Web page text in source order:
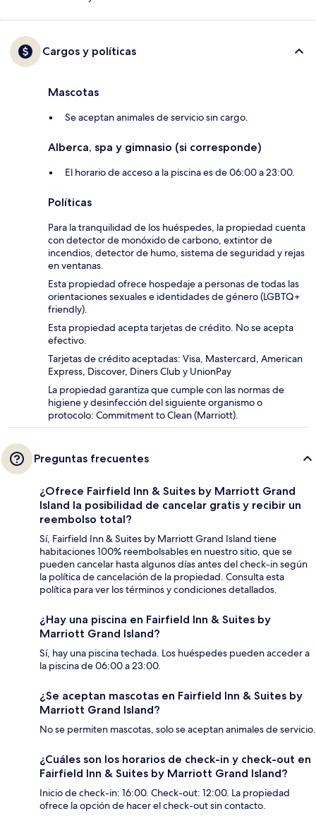
Cargos y políticas
Mascotas
Se aceptan animales de servicio sin cargo.
Alberca, spa y gimnasio (si corresponde)
El horario de acceso a la piscina es de 06:00 a 23:00.
Políticas
Para la tranquilidad de los huéspedes, la propiedad cuenta
con detector de monóxido de carbono, extintor de
incendios, detector de humo, sistema de seguridad y rejas
en ventanas.
Esta propiedad ofrece hospedaje a personas de todas las
orientaciones sexuales e identidades de género (LGBTQ+
friendly).
Esta propiedad acepta tarjetas de crédito. No se acepta
efectivo.
Tarjetas de crédito aceptadas: Visa, Mastercard, American
Express, Discover, Diners Club y UnionPay
La propiedad garantiza que cumple con las normas de
higiene y desinfección del siguiente organismo o
protocolo: Commitment to Clean (Marriott).
Preguntas frecuentes
¿Ofrece Fairfield Inn & Suites by Marriott Grand
Island la posibilidad de cancelar gratis y recibir un
reembolso total?
Sí, Fairfield Inn & Suites by Marriott Grand Island tiene
habitaciones 100% reembolsables en nuestro sitio, que se
pueden cancelar hasta algunos días antes del check-in según
la política de cancelación de la propiedad. Consulta esta
política para ver los términos y condiciones detallados.
¿Hay una piscina en Fairfield Inn & Suites by
Marriott Grand Island?
Sí, hay una piscina techada. Los huéspedes pueden acceder a
la piscina de 06:00 a 23:00.
¿Se aceptan mascotas en Fairfield Inn & Suites by
Marriott Grand Island?
No se permiten mascotas, solo se aceptan animales de servicio.
¿Cuáles son los horarios de check-in y check-out en
Fairfield Inn & Suites by Marriott Grand Island?
Inicio de check-in: 16:00. Check-out: 12:00. La propiedad
ofrece la opción de hacer el check-out sin contacto.